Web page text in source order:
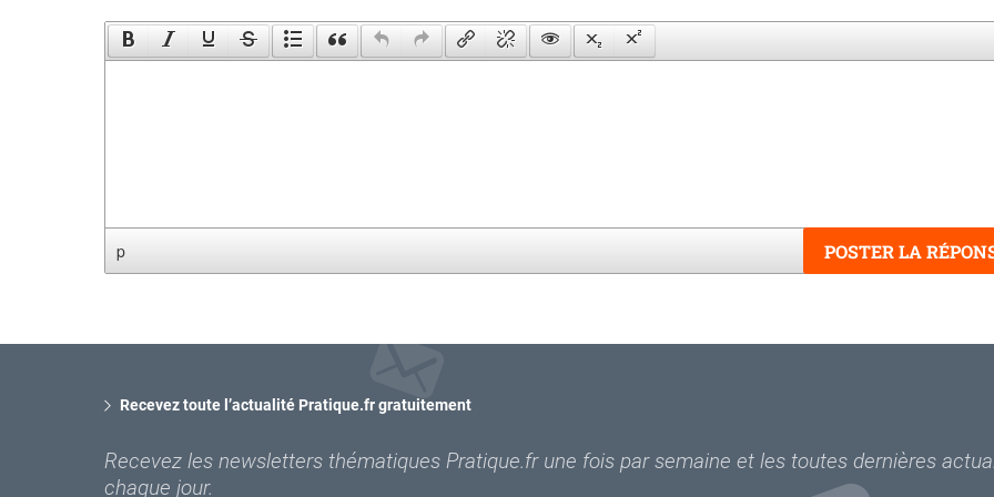
p POSTER LA
Recevez toute l’actualité Pratique.fr gratuitement
Recevez les newsletters thématiques Pratique.fr une fois par semaine et les toutes dernières
chaque jour.